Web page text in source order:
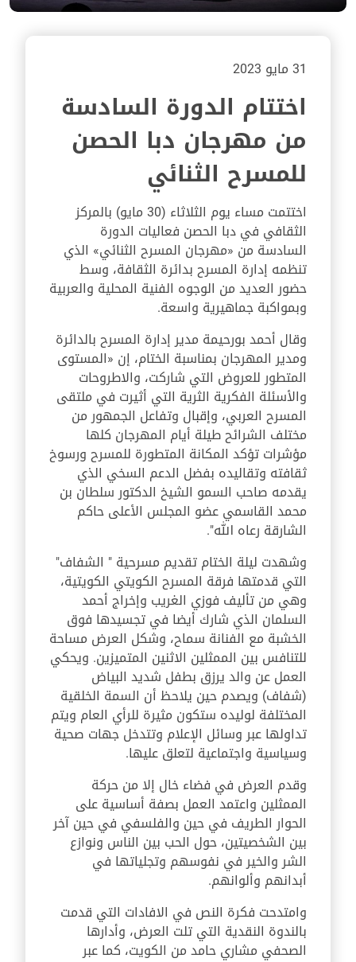
31 مايو 2023
اختتام الدورة السادسة
من مهرجان دبا الحصن
للمسرح الثنائي
اختتمت مساء يوم الثلاثاء (30 مايو) بالمركز
الثقافي في دبا الحصن فعاليات الدورة
السادسة من «مهرجان المسرح الثنائي» الذي
تنظمه إدارة المسرح بدائرة الثقافة، وسط
حضور العديد من الوجوه الفنية المحلية والعربية
وبمواكبة جماهيرية واسعة.
وقال أحمد بورحيمة مدير إدارة المسرح بالدائرة
ومدير المهرجان بمناسبة الختام، إن «المستوى
المتطور للعروض التي شاركت، والاطروحات
والأسئلة الفكرية الثرية التي أثيرت في ملتقى
المسرح العربي، وإقبال وتفاعل الجمهور من
مختلف الشرائح طيلة أيام المهرجان كلها
مؤشرات تؤكد المكانة المتطورة للمسرح ورسوخ
ثقافته وتقاليده بفضل الدعم السخي الذي
يقدمه صاحب السمو الشيخ الدكتور سلطان بن
محمد القاسمي عضو المجلس الأعلى حاكم
الشارقة رعاه الله".
وشهدت ليلة الختام تقديم مسرحية " الشفاف"
التي قدمتها فرقة المسرح الكويتي الكويتية،
وهي من تأليف فوزي الغريب وإخراج أحمد
السلمان الذي شارك أيضا في تجسيدها فوق
الخشبة مع الفنانة سماح، وشكل العرض مساحة
للتنافس بين الممثلين الاثنين المتميزين. ويحكي
العمل عن والد يرزق بطفل شديد البياض
(شفاف) ويصدم حين يلاحظ أن السمة الخلقية
المختلفة لوليده ستكون مثيرة للرأي العام ويتم
تداولها عبر وسائل الإعلام وتتدخل جهات صحية
وسياسية واجتماعية لتعلق عليها.
وقدم العرض في فضاء خال إلا من حركة
الممثلين واعتمد العمل بصفة أساسية على
الحوار الطريف في حين والفلسفي في حين آخر
بين الشخصيتين، حول الحب بين الناس ونوازع
الشر والخير في نفوسهم وتجلياتها في
أبدانهم وألوانهم.
وامتدحت فكرة النص في الافادات التي قدمت
بالندوة النقدية التي تلت العرض، وأدارها
الصحفي مشاري حامد من الكويت، كما عبر